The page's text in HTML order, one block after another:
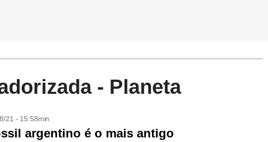
- Planeta
21 - 15:58min
argentino é o mais antigo